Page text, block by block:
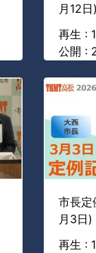
月12日)
再生 :
公開 :
市長定
月3日)
再生 :